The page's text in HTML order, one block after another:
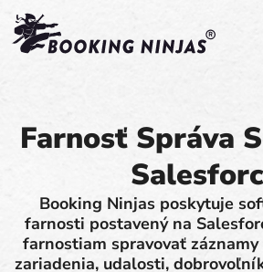
Farnosť Správa
Booking Ninjas poskytuje
farnosti postavený na
farnostiam spravovať
zariadenia, udalosti,